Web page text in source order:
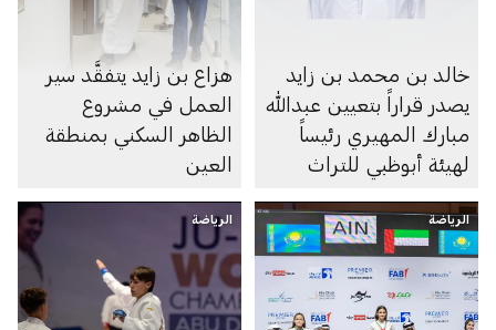
خالد بن محمد بن زايد
يصدر قراراً بتعيين عبدالله
مبارك المهيري رئيساً
لهيئة أبوظبي للتراث
هزاع بن زايد يتفقَّد سير
العمل في مشروع
الظاهر السكني بمنطقة
العين
الرياضة الرياضة